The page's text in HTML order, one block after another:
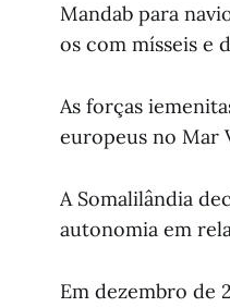
Mandab para
os com mísseis e
As forças
europeus no Mar
A Somalilândia
autonomia em
Em dezembro de